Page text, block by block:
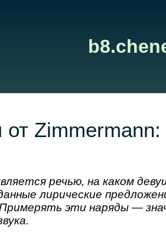
Zimmermann:
речью, на каком
лирические
эти наряды —